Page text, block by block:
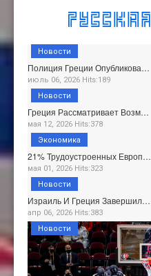
Полиция Греции Опубликова…
июль 06, 2026 Hits:189
Новости
Греция Рассматривает Возм…
мая 12, 2026 Hits:378
Новости
21% Трудоустроенных Европ…
мая 01, 2026 Hits:323
Экономика
Израиль И Греция Завершил…
апр 06, 2026 Hits:383
Новости
Новости